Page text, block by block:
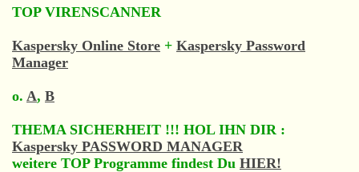
TOP VIRENSCANNER
Kaspersky Online Store + Kaspersky Password
Manager
o. A, B
THEMA SICHERHEIT !!! HOL IHN DIR :
Kaspersky PASSWORD MANAGER
weitere TOP Programme findest Du HIER!